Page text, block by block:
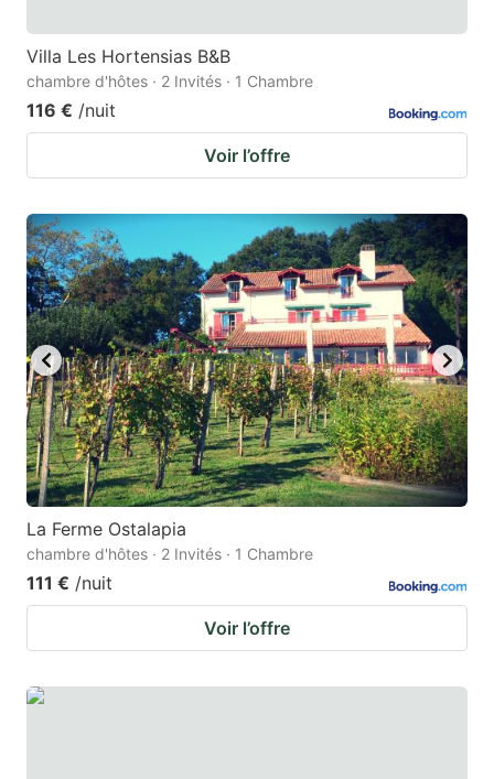
Villa Les Hortensias B&B
chambre d'hôtes · 2 Invités · 1 Chambre
116 € /nuit
Voir l’offre
La Ferme Ostalapia
chambre d'hôtes · 2 Invités · 1 Chambre
111 € /nuit
Voir l’offre